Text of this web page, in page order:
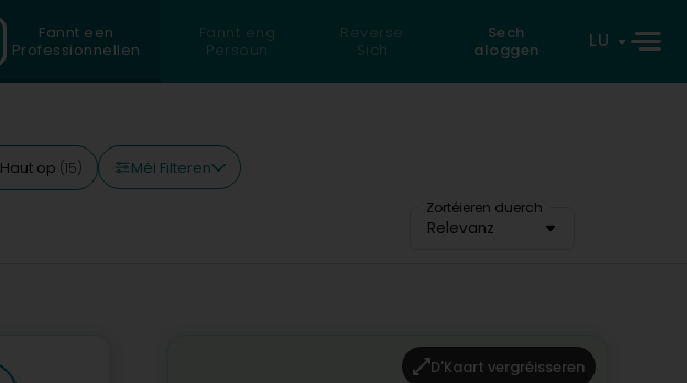
Fannt een
Professionnellen
Fannt eng
Persoun
Reverse
Sich
Sech
aloggen
LU
Haut op (15) Méi Filteren
Zortéieren duerch
Relevanz
D'Kaart vergréisseren